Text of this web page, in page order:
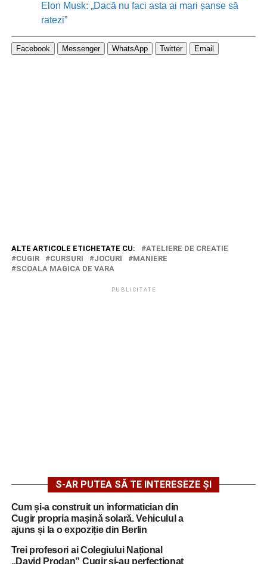
Elon Musk: „Dacă nu faci asta ai mari șanse să
ratezi”
Facebook Messenger WhatsApp Twitter Email
ALTE ARTICOLE ETICHETATE CU:
ATELIERE DE CREATIE
CUGIR
CURSURI JOCURI
MANIERE
SCOALA MAGICA DE VARA
PUBLICITATE
S-AR PUTEA SĂ TE INTERESEZE ȘI
Cum și-a construit un informatician din
Cugir propria mașină solară. Vehiculul a
ajuns și la o expoziție din Berlin
Trei profesori ai Colegiului Național
„David Prodan” Cugir și-au perfecționat